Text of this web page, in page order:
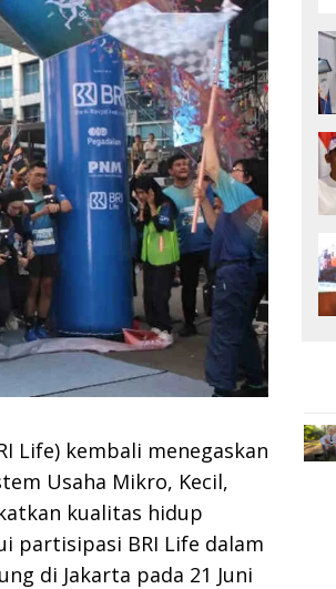
Life) kembali menegaskan
Usaha Mikro, Kecil,
kualitas hidup
partisipasi BRI Life dalam
di Jakarta pada 21 Juni